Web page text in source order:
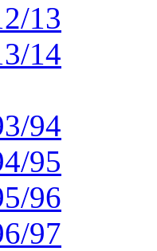
13
14
94
95
96
97